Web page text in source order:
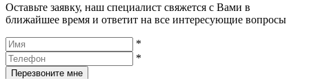
Оставьте заявку, наш специалист свяжется с Вами в
ближайшее время и ответит на все интересующие вопросы
*
*
Перезвоните мне